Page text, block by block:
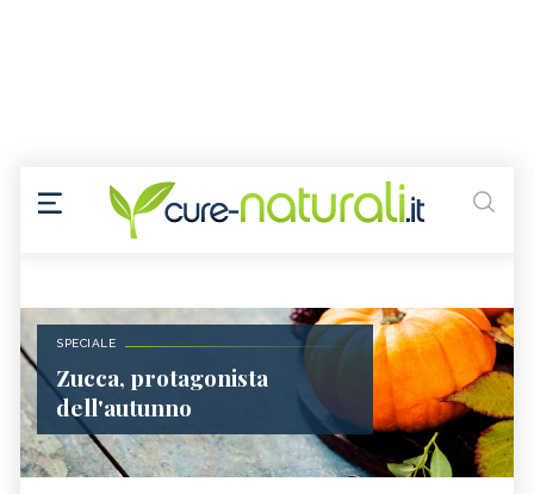
SPECIALE
Zucca, protagonista
dell'autunno